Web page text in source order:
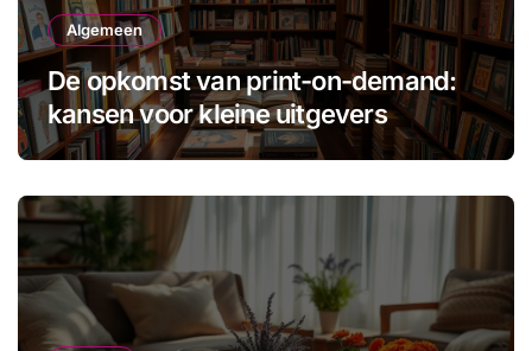
Algemeen
De opkomst van print-on-demand:
kansen voor kleine uitgevers